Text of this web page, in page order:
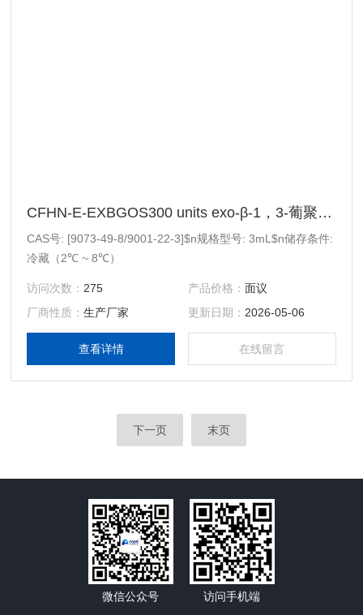
CFHN-E-EXBGOS300 units exo-β-1，3-葡聚糖酶/60 units β葡糖苷酶
CAS号: [9073-49-8/9001-22-3]$n规格型号: 3mL$n储存条件:
冷藏（2℃ ~ 8℃）
访问次数： 275 产品价格： 面议
厂商性质：生产厂家 更新日期： 2026-05-06
查看详情 在线留言
下一页 末页
微信公众号 访问手机端